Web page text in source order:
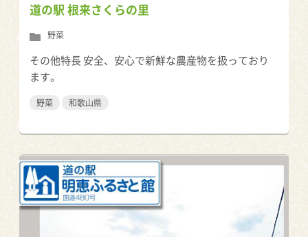
道の駅 根来さくらの里
野菜
その他特長 安全、安心で新鮮な農産物を扱っており
ます。
野菜 和歌山県